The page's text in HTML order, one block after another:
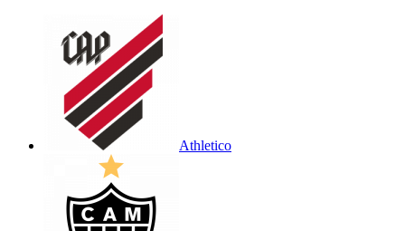
Athletico